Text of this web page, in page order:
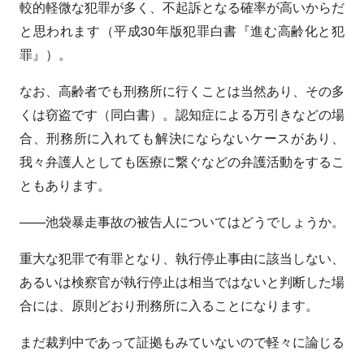
較的軽微な犯罪が多く、不起訴となる確率が高いからだ
と思われます（平成30年版犯罪白書『進む高齢化と犯
罪』）。
なお、高齢者でも刑務所に行くことは当然あり、その多
くは窃盗です（同白書）。認知症による万引きなどの場
合、刑務所に入れても解決にならないケースがあり、
我々弁護人としても医療に繋ぐなどの弁護活動をするこ
ともあります。
——池袋暴走事故の被告人についてはどうでしょうか。
重大な犯罪で有罪となり、執行停止事由に該当しない、
あるいは検察官が執行停止は相当ではないと判断した場
合には、原則どおり刑務所に入ることになります。
まだ裁判中であって証拠もみていないので軽々に論じる